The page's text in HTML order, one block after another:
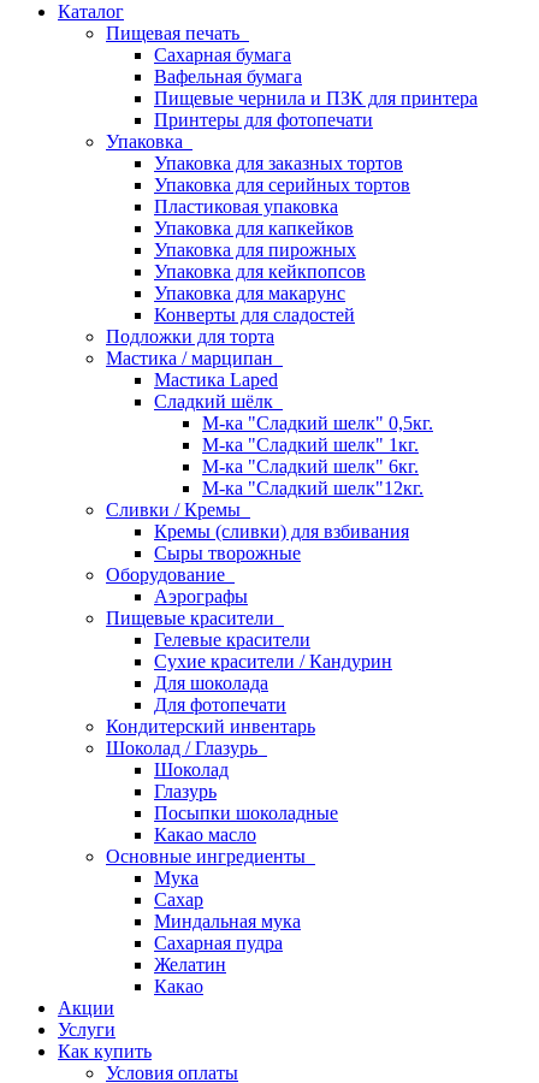
Каталог
Пищевая печать
Сахарная бумага
Вафельная бумага
Пищевые чернила и ПЗК для принтера
Принтеры для фотопечати
Упаковка
Упаковка для заказных тортов
Упаковка для серийных тортов
Пластиковая упаковка
Упаковка для капкейков
Упаковка для пирожных
Упаковка для кейкпопсов
Упаковка для макарунс
Конверты для сладостей
Подложки для торта
Мастика / марципан
Мастика Laped
Сладкий шёлк
М-ка "Сладкий шелк" 0,5кг.
М-ка "Сладкий шелк" 1кг.
М-ка "Сладкий шелк" 6кг.
М-ка "Сладкий шелк"12кг.
Сливки / Кремы
Кремы (сливки) для взбивания
Сыры творожные
Оборудование
Аэрографы
Пищевые красители
Гелевые красители
Сухие красители / Кандурин
Для шоколада
Для фотопечати
Кондитерский инвентарь
Шоколад / Глазурь
Шоколад
Глазурь
Посыпки шоколадные
Какао масло
Основные ингредиенты
Мука
Сахар
Миндальная мука
Сахарная пудра
Желатин
Какао
Акции
Услуги
Как купить
Условия оплаты